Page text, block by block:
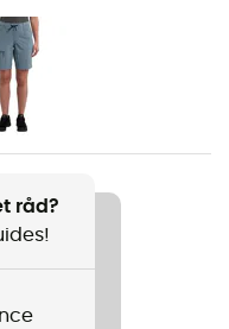
Bjergbestigning / Ski
råd?